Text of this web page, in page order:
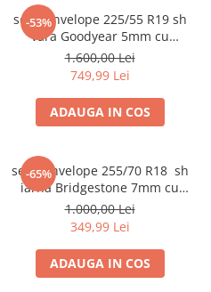
-53%
set 4 anvelope 225/55 R19 sh
vara Goodyear 5mm cu
garantie
1.600,00 Lei
749,99 Lei
ADAUGA IN COS
-65%
set 2 anvelope 255/70 R18 sh
iarna Bridgestone 7mm cu
garantie
1.000,00 Lei
349,99 Lei
ADAUGA IN COS